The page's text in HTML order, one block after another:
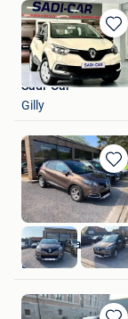
in
Mijn
Sadi-Car
Gilly
in
Mijn
Garage Hallaert
Beernem